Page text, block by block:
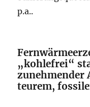
p.a..
„kohlefrei“
zunehmender
teurem,